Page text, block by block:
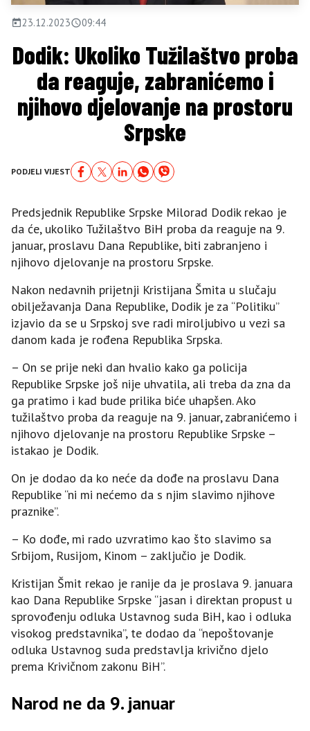
23.12.2023 09:44
Dodik: Ukoliko Tužilaštvo proba
da reaguje, zabranićemo i
njihovo djelovanje na prostoru
Srpske
PODJELI VIJEST
Predsjednik Republike Srpske Milorad Dodik rekao je
da će, ukoliko Tužilaštvo BiH proba da reaguje na 9.
januar, proslavu Dana Republike, biti zabranjeno i
njihovo djelovanje na prostoru Srpske.
Nakon nedavnih prijetnji Kristijana Šmita u slučaju
obilježavanja Dana Republike, Dodik je za “Politiku”
izjavio da se u Srpskoj sve radi miroljubivo u vezi sa
danom kada je rođena Republika Srpska.
– On se prije neki dan hvalio kako ga policija
Republike Srpske još nije uhvatila, ali treba da zna da
ga pratimo i kad bude prilika biće uhapšen. Ako
tužilaštvo proba da reaguje na 9. januar, zabranićemo i
njihovo djelovanje na prostoru Republike Srpske –
istakao je Dodik.
On je dodao da ko neće da dođe na proslavu Dana
Republike “ni mi nećemo da s njim slavimo njihove
praznike”.
– Ko dođe, mi rado uzvratimo kao što slavimo sa
Srbijom, Rusijom, Kinom – zaključio je Dodik.
Kristijan Šmit rekao je ranije da je proslava 9. januara
kao Dana Republike Srpske “jasan i direktan propust u
sprovođenju odluka Ustavnog suda BiH, kao i odluka
visokog predstavnika”, te dodao da “nepoštovanje
odluka Ustavnog suda predstavlja krivično djelo
prema Krivičnom zakonu BiH”.
Narod ne da 9. januar